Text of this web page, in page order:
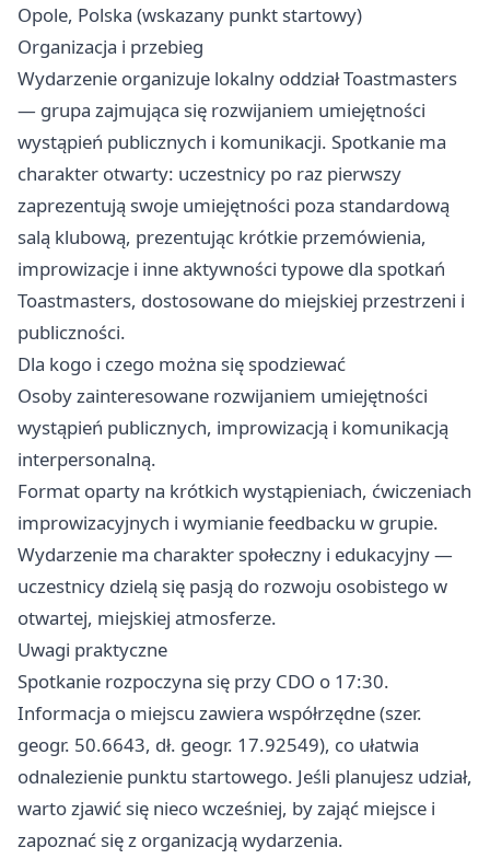
Opole, Polska (wskazany punkt startowy)
Organizacja i przebieg
Wydarzenie organizuje lokalny oddział Toastmasters
— grupa zajmująca się rozwijaniem umiejętności
wystąpień publicznych i komunikacji. Spotkanie ma
charakter otwarty: uczestnicy po raz pierwszy
zaprezentują swoje umiejętności poza standardową
salą klubową, prezentując krótkie przemówienia,
improwizacje i inne aktywności typowe dla spotkań
Toastmasters, dostosowane do miejskiej przestrzeni i
publiczności.
Dla kogo i czego można się spodziewać
Osoby zainteresowane rozwijaniem umiejętności
wystąpień publicznych, improwizacją i komunikacją
interpersonalną.
Format oparty na krótkich wystąpieniach, ćwiczeniach
improwizacyjnych i wymianie feedbacku w grupie.
Wydarzenie ma charakter społeczny i edukacyjny —
uczestnicy dzielą się pasją do rozwoju osobistego w
otwartej, miejskiej atmosferze.
Uwagi praktyczne
Spotkanie rozpoczyna się przy CDO o 17:30.
Informacja o miejscu zawiera współrzędne (szer.
geogr. 50.6643, dł. geogr. 17.92549), co ułatwia
odnalezienie punktu startowego. Jeśli planujesz udział,
warto zjawić się nieco wcześniej, by zająć miejsce i
zapoznać się z organizacją wydarzenia.